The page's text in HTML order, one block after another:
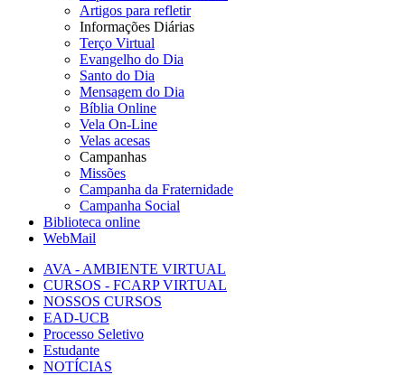
Artigos para refletir
Informações Diárias
Terço Virtual
Evangelho do Dia
Santo do Dia
Mensagem do Dia
Bíblia Online
Vela On-Line
Velas acesas
Campanhas
Missões
Campanha da Fraternidade
Campanha Social
Biblioteca online
WebMail
AVA - AMBIENTE VIRTUAL
CURSOS - FCARP VIRTUAL
NOSSOS CURSOS
EAD-UCB
Processo Seletivo
Estudante
NOTÍCIAS